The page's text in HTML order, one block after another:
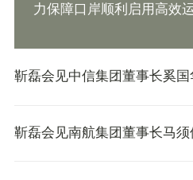
力保障口岸顺利启用高效
靳磊会见中信集团董事长奚国
靳磊会见南航集团董事长马